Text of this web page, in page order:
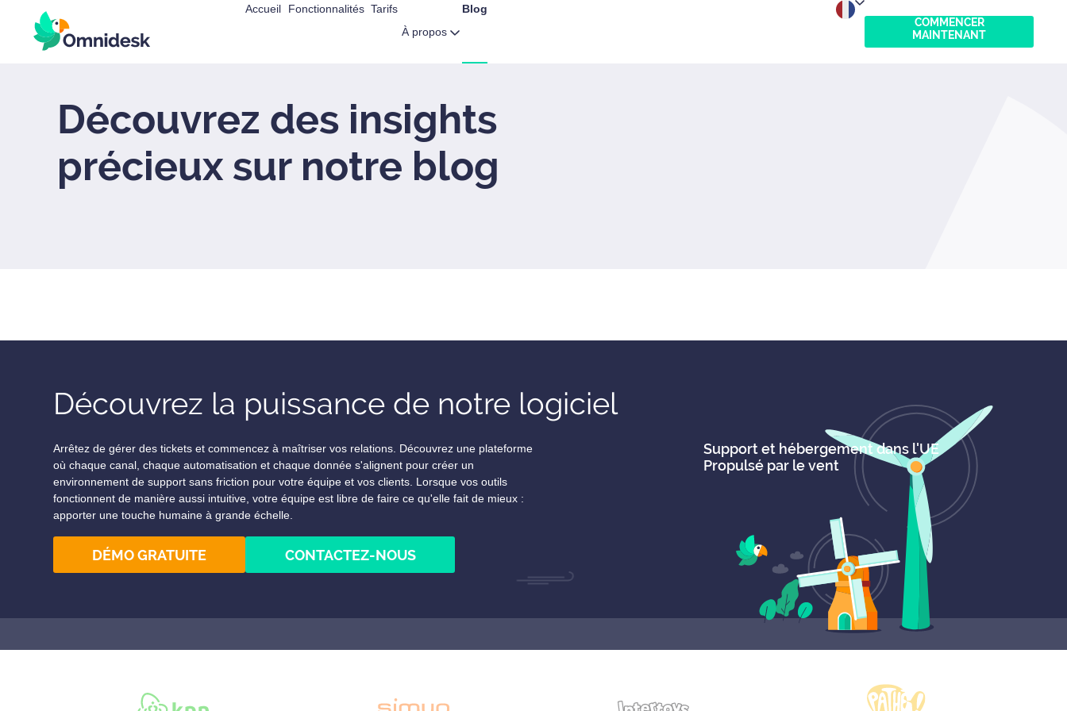
Accueil Fonctionnalités Tarifs
À propos
Blog
COMMENCER
MAINTENANT
Découvrez des insights
précieux sur notre blog
Découvrez la puissance de notre logiciel
Arrêtez de gérer des tickets et commencez à maîtriser vos relations. Découvrez une plateforme
où chaque canal, chaque automatisation et chaque donnée s'alignent pour créer un
environnement de support sans friction pour votre équipe et vos clients. Lorsque vos outils
fonctionnent de manière aussi intuitive, votre équipe est libre de faire ce qu'elle fait de mieux :
apporter une touche humaine à grande échelle.
DÉMO GRATUITE CONTACTEZ-NOUS
Support et hébergement dans l'UE
Propulsé par le vent